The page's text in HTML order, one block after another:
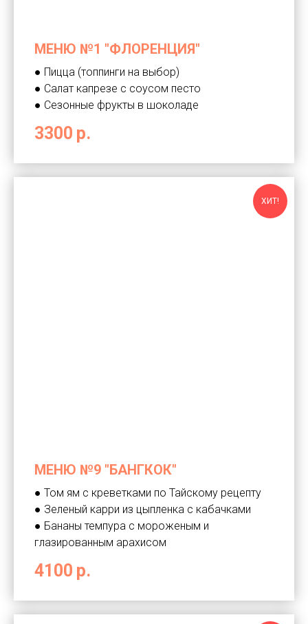
МЕНЮ №1 "ФЛОРЕНЦИЯ"
● Пицца (топпинги на выбор)
● Салат капрезе с соусом песто
● Сезонные фрукты в шоколаде
3300 р.
ХИТ!
МЕНЮ №9 "БАНГКОК"
● Том ям с креветками по Тайскому рецепту
● Зеленый карри из цыпленка с кабачками
● Бананы темпура с мороженым и
глазированным арахисом
4100 р.